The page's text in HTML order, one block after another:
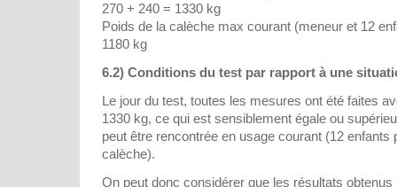
270 + 240 = 1330 kg
Poids de la calèche max courant (meneur et 12
1180 kg
6.2) Conditions du test par rapport à une
Le jour du test, toutes les mesures ont été faites
1330 kg, ce qui est sensiblement égale ou
peut être rencontrée en usage courant (12 enfants
calèche).
On peut donc considérer que les résultats obtenus